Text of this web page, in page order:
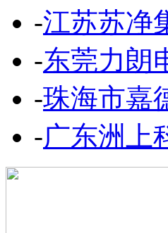
-江苏苏净
-东莞力朗
-珠海市嘉
-广东洲上